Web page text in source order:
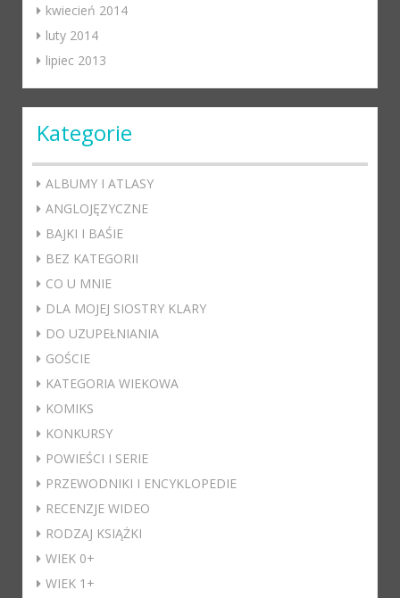
kwiecień 2014
luty 2014
lipiec 2013
Kategorie
ALBUMY I ATLASY
ANGLOJĘZYCZNE
BAJKI I BAŚIE
BEZ KATEGORII
CO U MNIE
DLA MOJEJ SIOSTRY KLARY
DO UZUPEŁNIANIA
GOŚCIE
KATEGORIA WIEKOWA
KOMIKS
KONKURSY
POWIEŚCI I SERIE
PRZEWODNIKI I ENCYKLOPEDIE
RECENZJE WIDEO
RODZAJ KSIĄŻKI
WIEK 0+
WIEK 1+